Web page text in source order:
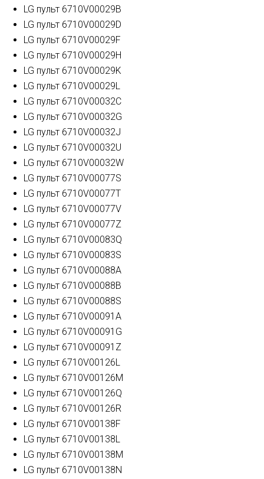
LG пульт 6710V00029B
LG пульт 6710V00029D
LG пульт 6710V00029F
LG пульт 6710V00029H
LG пульт 6710V00029K
LG пульт 6710V00029L
LG пульт 6710V00032C
LG пульт 6710V00032G
LG пульт 6710V00032J
LG пульт 6710V00032U
LG пульт 6710V00032W
LG пульт 6710V00077S
LG пульт 6710V00077T
LG пульт 6710V00077V
LG пульт 6710V00077Z
LG пульт 6710V00083Q
LG пульт 6710V00083S
LG пульт 6710V00088A
LG пульт 6710V00088B
LG пульт 6710V00088S
LG пульт 6710V00091A
LG пульт 6710V00091G
LG пульт 6710V00091Z
LG пульт 6710V00126L
LG пульт 6710V00126M
LG пульт 6710V00126Q
LG пульт 6710V00126R
LG пульт 6710V00138F
LG пульт 6710V00138L
LG пульт 6710V00138M
LG пульт 6710V00138N